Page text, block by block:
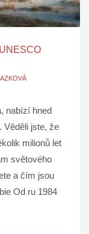
nabízí hned
Věděli jste, že
milionů let
světového
a čím jsou
Od ru 1984